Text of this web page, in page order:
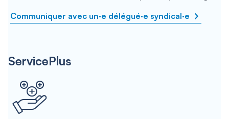
Communiquer avec un·e délégué·e syndical·e
ServicePlus